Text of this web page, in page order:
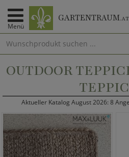
Menü
GARTENTRAUM.AT
OUTDOOR
Aktueller Katalog August 2026: 8